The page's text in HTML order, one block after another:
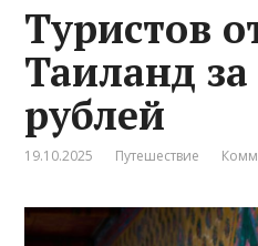
Туристов
Таиланд
рублей
19.10.2025 Путешествие